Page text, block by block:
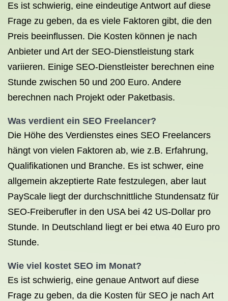
Es ist schwierig, eine eindeutige Antwort auf diese
Frage zu geben, da es viele Faktoren gibt, die den
Preis beeinflussen. Die Kosten können je nach
Anbieter und Art der SEO-Dienstleistung stark
variieren. Einige SEO-Dienstleister berechnen eine
Stunde zwischen 50 und 200 Euro. Andere
berechnen nach Projekt oder Paketbasis.
Was verdient ein SEO Freelancer?
Die Höhe des Verdienstes eines SEO Freelancers
hängt von vielen Faktoren ab, wie z.B. Erfahrung,
Qualifikationen und Branche. Es ist schwer, eine
allgemein akzeptierte Rate festzulegen, aber laut
PayScale liegt der durchschnittliche Stundensatz für
SEO-Freiberufler in den USA bei 42 US-Dollar pro
Stunde. In Deutschland liegt er bei etwa 40 Euro pro
Stunde.
Wie viel kostet SEO im Monat?
Es ist schwierig, eine genaue Antwort auf diese
Frage zu geben, da die Kosten für SEO je nach Art